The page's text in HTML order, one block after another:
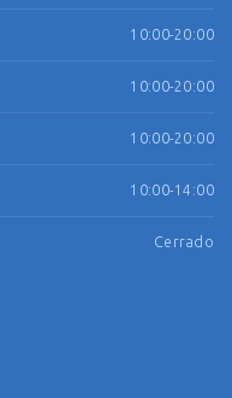
10:00-20:00
10:00-20:00
10:00-20:00
10:00-14:00
Cerrado